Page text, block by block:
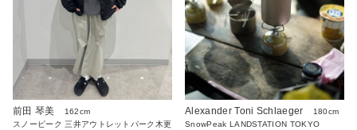
前田 琴美
162cm
スノーピーク 三井アウトレットパーク木更
Alexander Toni Schlaeger
180cm
SnowPeak LANDSTATION TOKYO